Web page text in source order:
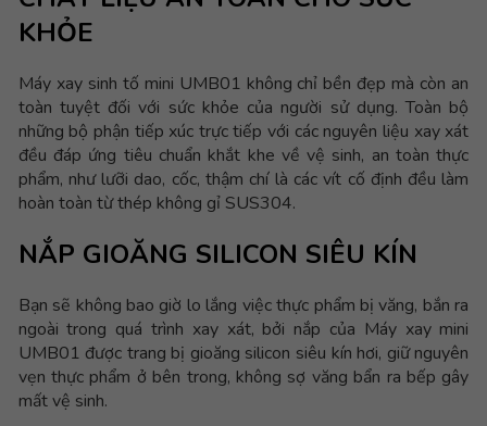
KHỎE
Máy xay sinh tố mini UMB01 không chỉ bền đẹp mà còn an
toàn tuyệt đối với sức khỏe của người sử dụng. Toàn bộ
những bộ phận tiếp xúc trực tiếp với các nguyên liệu xay xát
đều đáp ứng tiêu chuẩn khắt khe về vệ sinh, an toàn thực
phẩm, như lưỡi dao, cốc, thậm chí là các vít cố định đều làm
hoàn toàn từ thép không gỉ SUS304.
NẮP GIOĂNG SILICON SIÊU KÍN
Bạn sẽ không bao giờ lo lắng việc thực phẩm bị văng, bắn ra
ngoài trong quá trình xay xát, bởi nắp của Máy xay mini
UMB01 được trang bị gioăng silicon siêu kín hơi, giữ nguyên
vẹn thực phẩm ở bên trong, không sợ văng bẩn ra bếp gây
mất vệ sinh.